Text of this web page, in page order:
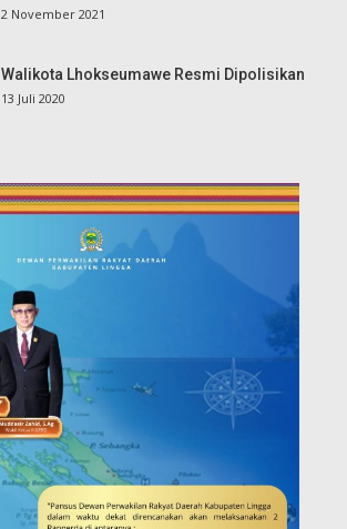
2 November 2021
Walikota Lhokseumawe Resmi Dipolisikan
13 Juli 2020